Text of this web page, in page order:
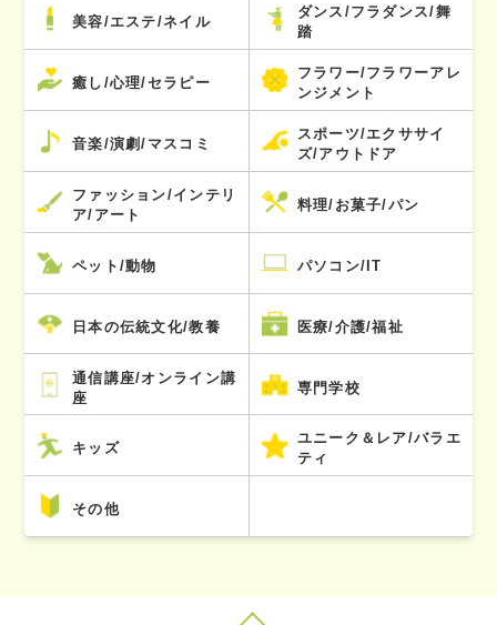
美容/エステ/ネイル
ダンス/フラダンス/舞
踏
癒し/心理/セラピー
フラワー/フラワーアレ
ンジメント
音楽/演劇/マスコミ
スポーツ/エクササイ
ズ/アウトドア
ファッション/インテリ
ア/アート
料理/お菓子/パン
ペット/動物 パソコン/IT
日本の伝統文化/教養 医療/介護/福祉
通信講座/オンライン講
座
専門学校
キッズ
ユニーク＆レア/バラエ
ティ
その他